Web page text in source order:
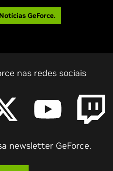
GeForce.
nas redes sociais
newsletter GeForce.